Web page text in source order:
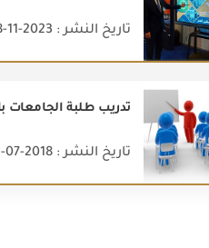
تاريخ النشر : 2023-11-08
تدريب طلبة الجامعات
تاريخ النشر : 2018-07-31